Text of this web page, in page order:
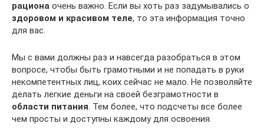
рациона очень важно. Если вы хоть раз задумывались о
здоровом и красивом теле, то эта информация точно
для вас.
Мы с вами должны раз и навсегда разобраться в этом
вопросе, чтобы быть грамотными и не попадать в руки
некомпетентных лиц, коих сейчас не мало. Не позволяйте
делать легкие деньги на своей безграмотности в
области питания. Тем более, что подсчеты все более
чем просты и доступны каждому для освоения.